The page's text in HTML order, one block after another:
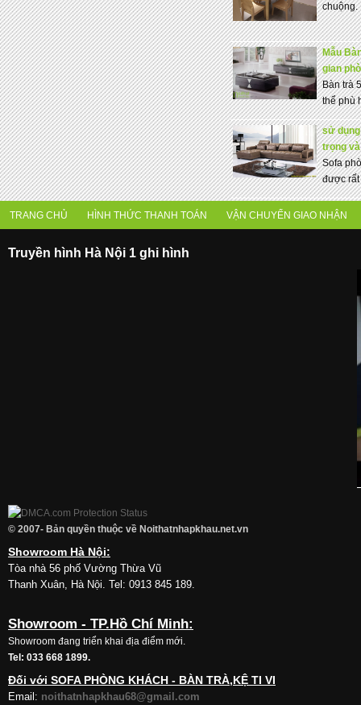
chuộng.
Mẫu
gian
Bàn trà
thể phù
sử
trọng
Sofa
được rất
TRANG CHỦ HÌNH THỨC THANH TOÁN VẬN CHUYỂN GIAO NHẬN
Truyền hình Hà Nội 1 ghi hình
© 2007- Bản quyền thuộc về Noithatnhapkhau.net.vn
Showroom Hà Nội:
Tòa nhà 56 phố Vường Thừa Vũ
Thanh Xuân, Hà Nội. Tel: 0913 845 189.
Showroom - TP.Hồ Chí Minh:
Showroom đang triển khai địa điểm mới.
Tel: 033 668 1899.
Đối với SOFA PHÒNG KHÁCH - BÀN TRÀ,KỆ TI VI
Email: noithatnhapkhau68@gmail.com